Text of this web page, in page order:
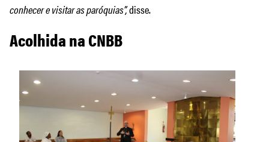
conhecer e visitar as paróquias”,disse.
Acolhida na CNBB